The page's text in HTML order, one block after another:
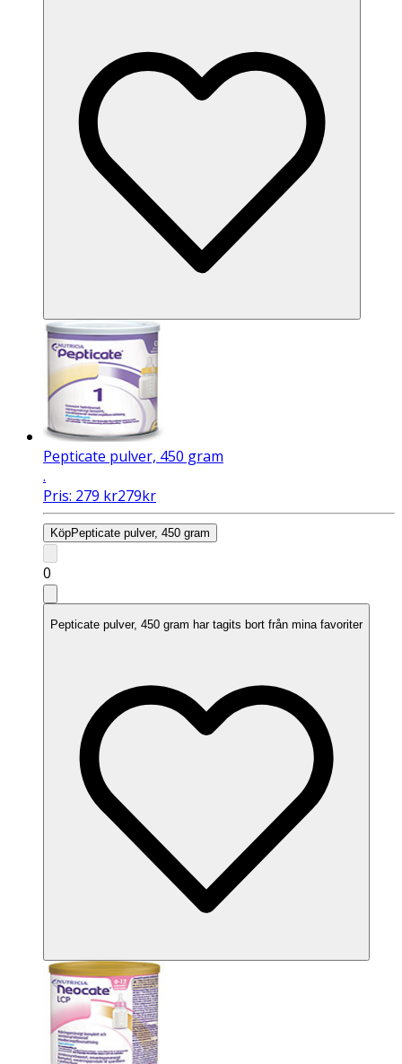
Pepticate pulver, 450 gram
.
Pris: 279 kr279kr
KöpPepticate pulver, 450 gram
0
Pepticate pulver, 450 gram har tagits bort från mina favoriter